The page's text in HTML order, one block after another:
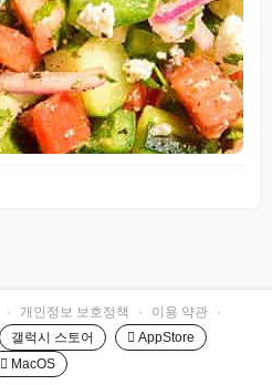
· 개인정보 보호정책 · 이용 약관
·
갤럭시 스토어
 AppStore
 MacOS